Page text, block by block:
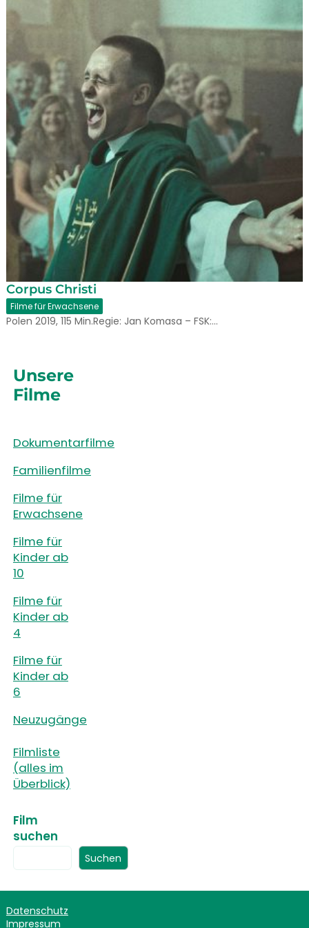
Corpus Christi
Filme für Erwachsene
Polen 2019, 115 Min.Regie: Jan Komasa – FSK:…
Unsere
Filme
Dokumentarfilme
Familienfilme
Filme für
Erwachsene
Filme für
Kinder ab
10
Filme für
Kinder ab
4
Filme für
Kinder ab
6
Neuzugänge
Filmliste
(alles im
Überblick)
Film
suchen
Suchen
Datenschutz
Impressum